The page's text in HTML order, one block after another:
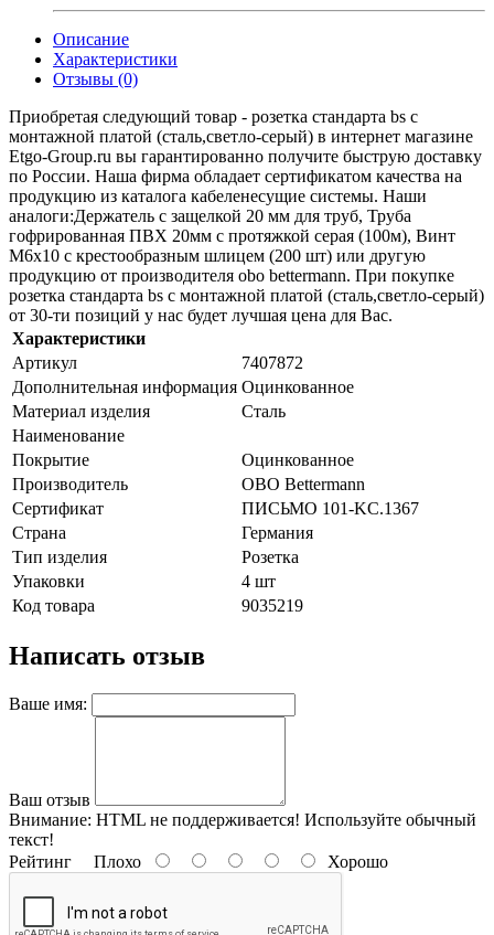
Описание
Характеристики
Отзывы (0)
Приобретая следующий товар - розетка стандарта bs с
монтажной платой (сталь,светло-серый) в интернет магазине
Etgo-Group.ru вы гарантированно получите быструю доставку
по России. Наша фирма обладает сертификатом качества на
продукцию из каталога кабеленесущие системы. Наши
аналоги:Держатель с защелкой 20 мм для труб, Труба
гофрированная ПВХ 20мм с протяжкой серая (100м), Винт
М6х10 с крестообразным шлицем (200 шт) или другую
продукцию от производителя obo bettermann. При покупке
розетка стандарта bs с монтажной платой (сталь,светло-серый)
от 30-ти позиций у нас будет лучшая цена для Вас.
Характеристики
Артикул
7407872
Дополнительная информация Оцинкованное
Материал изделия
Сталь
Наименование
Покрытие
Оцинкованное
Производитель
OBO Bettermann
Сертификат
ПИСЬМО 101-KC.1367
Страна
Германия
Тип изделия
Розетка
Упаковки
4 шт
Код товара
9035219
Написать отзыв
Ваше имя:
Ваш отзыв
Внимание: HTML не поддерживается! Используйте обычный
текст!
Рейтинг Плохо Хорошо